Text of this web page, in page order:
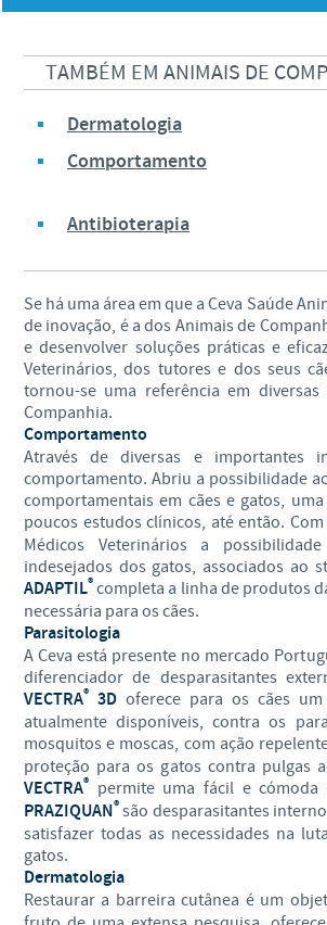
TAMBÉM EM ANIMAIS DE
Dermatologia
Comportamento
Antibioterapia
Se há uma área em que a Ceva Saúde
de inovação, é a dos Animais de
e desenvolver soluções práticas e
Veterinários, dos tutores e dos seus
tornou-se uma referência em
Companhia.
Comportamento
Através de diversas e importantes
comportamento. Abriu a possibilidade
comportamentais em cães e gatos,
poucos estudos clínicos, até então.
Médicos Veterinários a
indesejados dos gatos, associados ao
ADAPTIL®completa a linha de produtos
necessária para os cães.
Parasitologia
A Ceva está presente no mercado
diferenciador de desparasitantes
VECTRA® 3D oferece para os cães
atualmente disponíveis, contra os
mosquitos e moscas, com ação
proteção para os gatos contra pulgas
VECTRA® permite uma fácil e
PRAZIQUAN®são desparasitantes
satisfazer todas as necessidades na
gatos.
Dermatologia
Restaurar a barreira cutânea é um